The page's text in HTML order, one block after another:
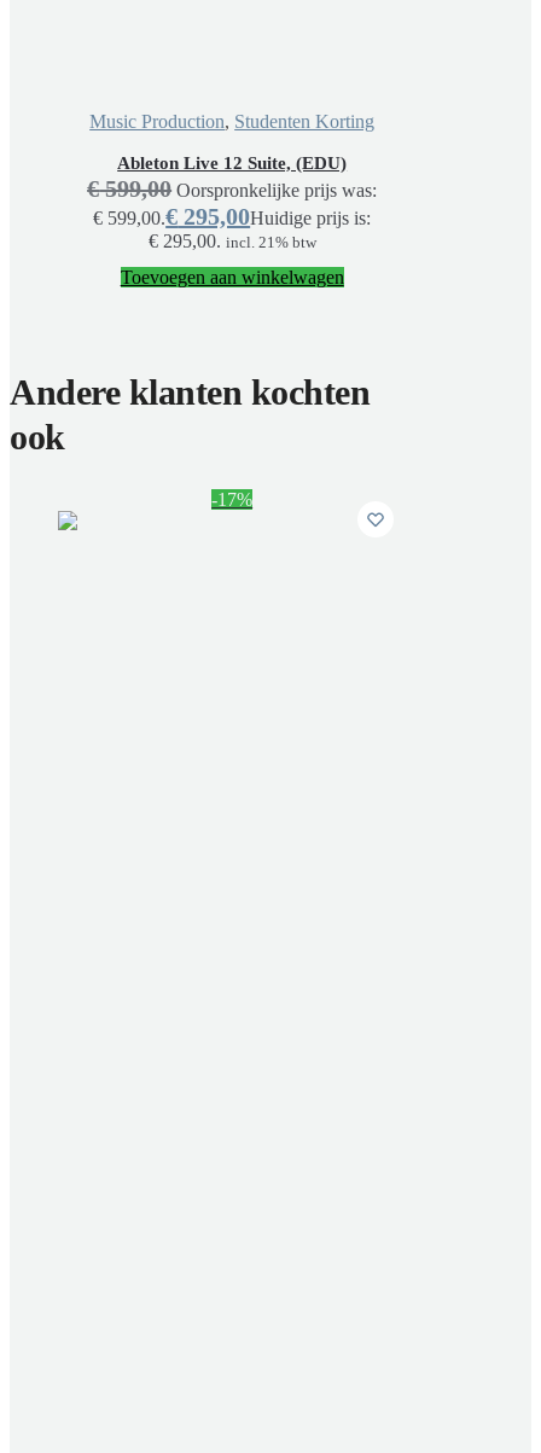
Music Production, Studenten Korting
Ableton Live 12 Suite, (EDU)
€599,00 Oorspronkelijke prijs was:
€ 599,00.€ 295,00Huidige prijs is:
€ 295,00. incl. 21% btw
Toevoegen aan winkelwagen
Andere klanten kochten
ook
-17%